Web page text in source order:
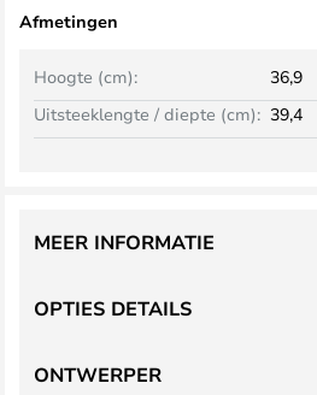
Afmetingen
Hoogte (cm):
36,9
Uitsteeklengte / diepte (cm): 39,4
OPTIES DETAILS
MEER INFORMATIE
ONTWERPER